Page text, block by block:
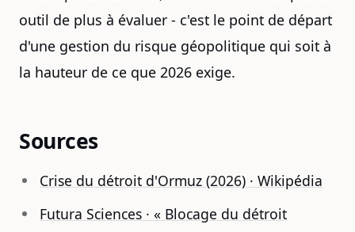
outil de plus à évaluer - c'est le point de départ
d'une gestion du risque géopolitique qui soit à
la hauteur de ce que 2026 exige.
Sources
Crise du détroit d'Ormuz (2026) · Wikipédia
Futura Sciences · « Blocage du détroit